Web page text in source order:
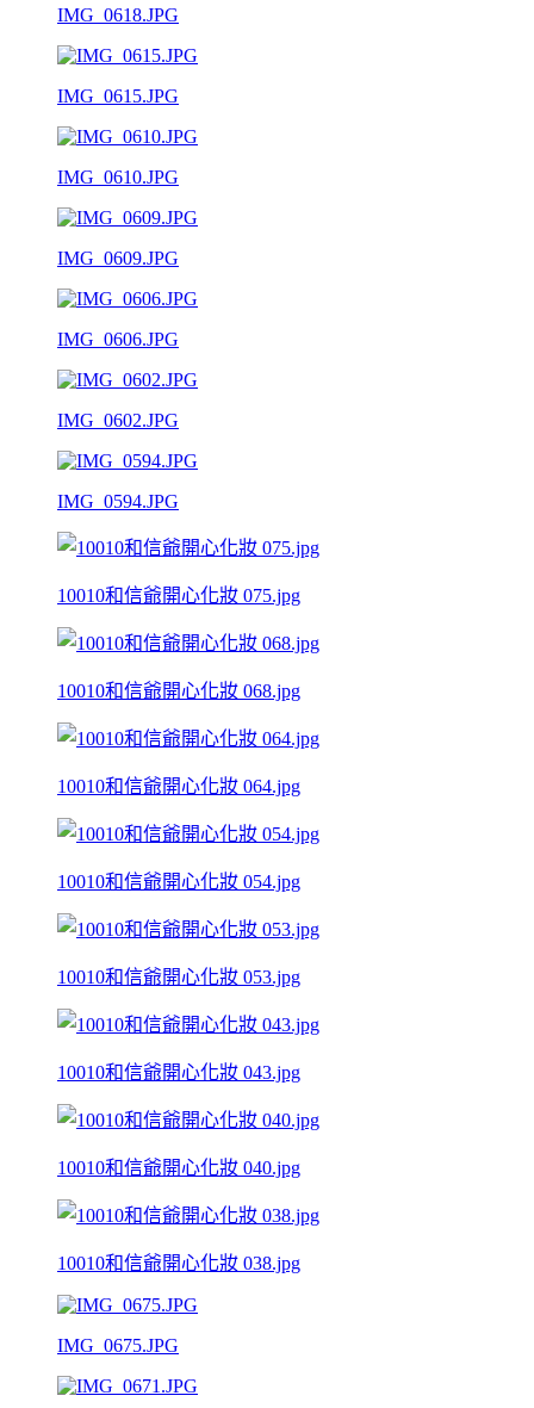
IMG_0618.JPG
IMG_0615.JPG
IMG_0610.JPG
IMG_0609.JPG
IMG_0606.JPG
IMG_0602.JPG
IMG_0594.JPG
10010和信爺開心化妝 075.jpg
10010和信爺開心化妝 068.jpg
10010和信爺開心化妝 064.jpg
10010和信爺開心化妝 054.jpg
10010和信爺開心化妝 053.jpg
10010和信爺開心化妝 043.jpg
10010和信爺開心化妝 040.jpg
10010和信爺開心化妝 038.jpg
IMG_0675.JPG